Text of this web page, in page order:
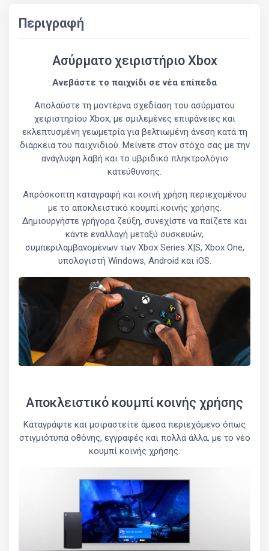
Περιγραφή
Ασύρματο χειριστήριο Xbox
Ανεβάστε το παιχνίδι σε νέα επίπεδα
Απολαύστε τη μοντέρνα σχεδίαση του ασύρματου
χειριστηρίου Xbox, με σμιλεμένες επιφάνειες και
εκλεπτυσμένη γεωμετρία για βελτιωμένη άνεση κατά τη
διάρκεια του παιχνιδιού. Μείνετε στον στόχο σας με την
ανάγλυφη λαβή και το υβριδικό πληκτρολόγιο
κατεύθυνσης.
Απρόσκοπτη καταγραφή και κοινή χρήση περιεχομένου
με το αποκλειστικό κουμπί κοινής χρήσης.
Δημιουργήστε γρήγορα ζεύξη, συνεχίστε να παίζετε και
κάντε εναλλαγή μεταξύ συσκευών,
συμπεριλαμβανομένων των Xbox Series X|S, Xbox One,
υπολογιστή Windows, Android και iOS.
Αποκλειστικό κουμπί κοινής χρήσης
Καταγράψτε και μοιραστείτε άμεσα περιεχόμενο όπως
στιγμιότυπα οθόνης, εγγραφές και πολλά άλλα, με το νέο
κουμπί κοινής χρήσης.